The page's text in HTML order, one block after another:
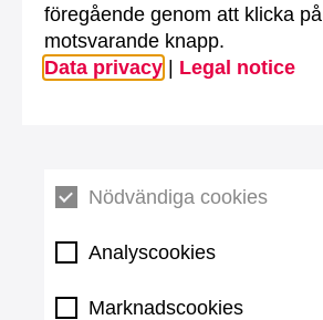
föregående genom att klicka på
motsvarande knapp.
Data privacy
Legal notice
Nödvändiga cookies
Analyscookies
Marknadscookies